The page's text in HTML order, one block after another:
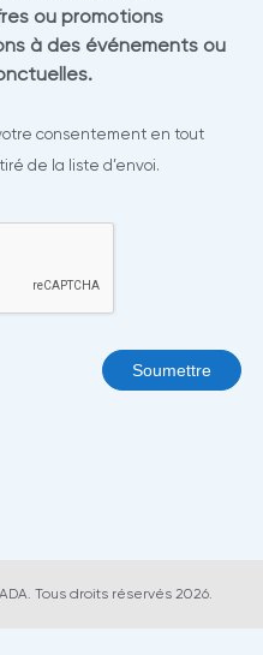
ou promotions
à des événements ou
consentement en tout
de la liste d’envoi.
Soumettre
Tous droits réservés 2026.